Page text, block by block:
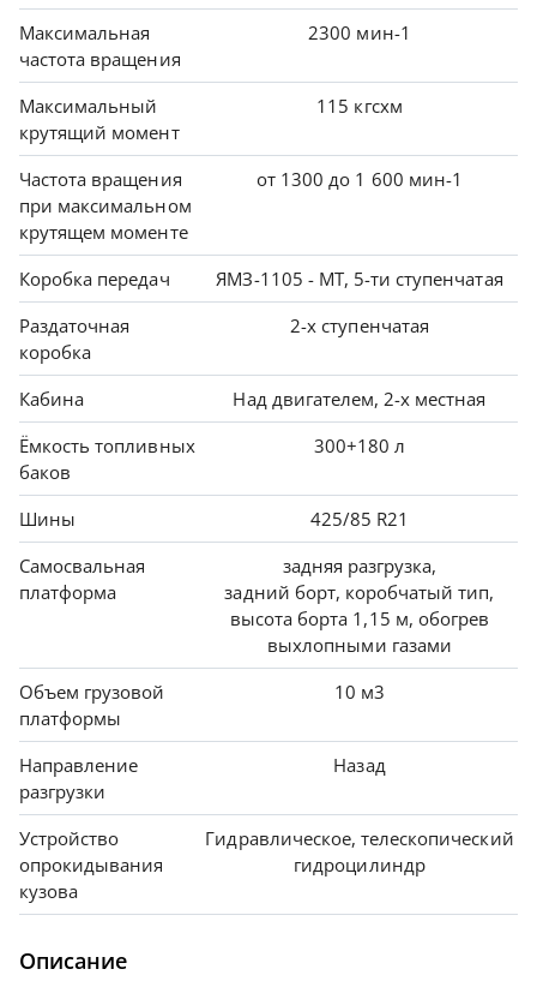
Максимальная
частота вращения
2300 мин-1
Максимальный
крутящий момент
115 кгсхм
Частота вращения
при максимальном
крутящем моменте
от 1300 до 1 600 мин-1
Коробка передач
ЯМЗ-1105 - МТ, 5-ти ступенчатая
Раздаточная
коробка
2-х ступенчатая
Кабина
Над двигателем, 2-х местная
Ёмкость топливных
баков
300+180 л
Шины
425/85 R21
Самосвальная
платформа
задняя разгрузка,
задний борт, коробчатый тип,
высота борта 1,15 м, обогрев
выхлопными газами
Объем грузовой
платформы
10 м3
Направление
разгрузки
Назад
Устройство
опрокидывания
кузова
Гидравлическое, телескопический
гидроцилиндр
Описание